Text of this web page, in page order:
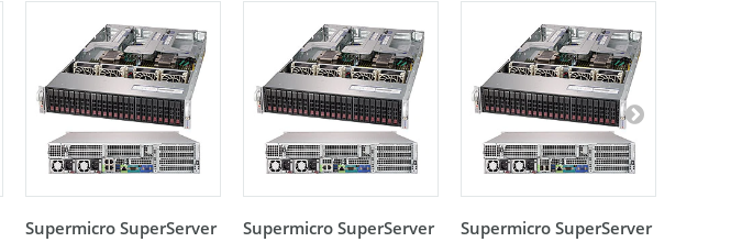
Supermicro SuperServer
Supermicro SuperServer
Supermicro SuperServer